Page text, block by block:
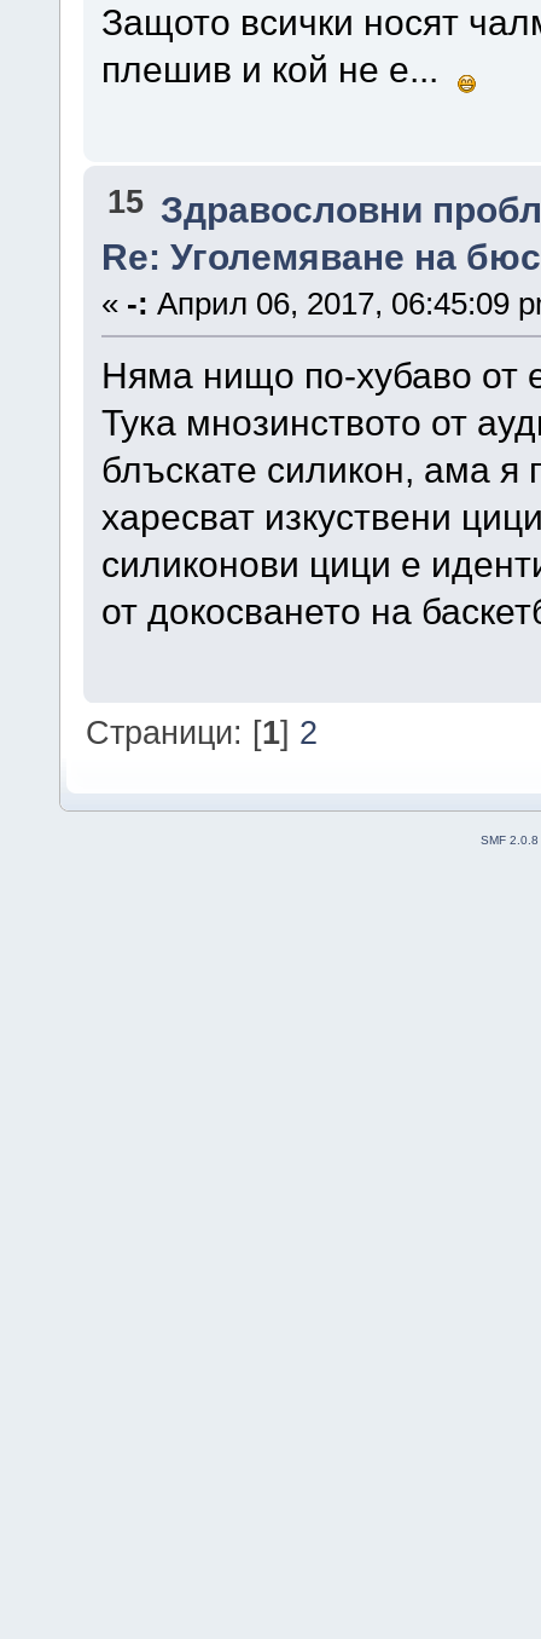
Защото всички носят
плешив и кой не е...
15 Здравословни
Re: Уголемяване на
« -: Април 06, 2017, 06:45:09
Няма нищо по-хубаво от
Тука мнозинството от
блъскате силикон, ама
харесват изкуствени
силиконови цици е
от докосването на
Страници: [1] 2
SMF 2.0.8